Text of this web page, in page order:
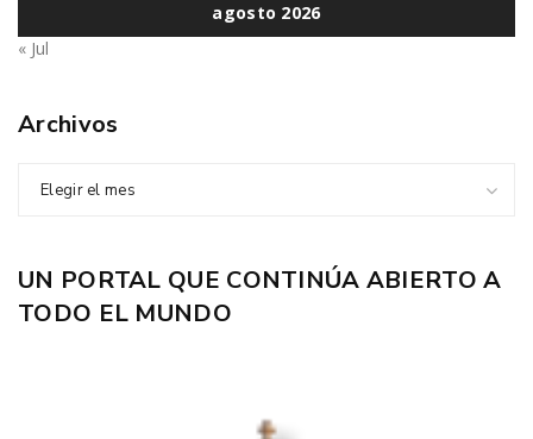
agosto 2026
« Jul
Archivos
Elegir el mes
UN PORTAL QUE CONTINÚA ABIERTO A
TODO EL MUNDO